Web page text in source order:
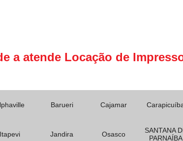
a atende Locação de
Barueri Cajamar
Itapevi Jandira Osasco
SANTANA
PARNAÍBA